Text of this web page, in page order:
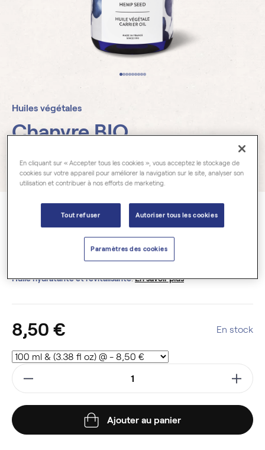
Huiles végétales
Chanvre BIO
10 avis
Cannabis sativa
. CertifiéeCosmos Organic (BIO)
pression à froid des graines. Cette plante est cultivée en France.
Huile hydratante et revitalisante.En savoir plus
8,50 € En stock
Ajouter au panier
En cliquant sur « Accepter tous les cookies », vous acceptez le stockage de
cookies sur votre appareil pour améliorer la navigation sur le site, analyser son
utilisation et contribuer à nos efforts de marketing.
Tout refuser Autoriser tous les cookies
Paramètres des cookies